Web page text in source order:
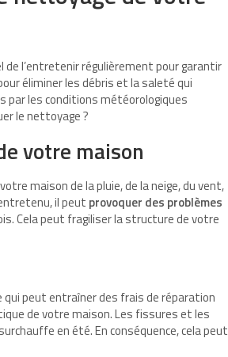
l’entretenir régulièrement pour garantir
éliminer les débris et la saleté qui
par les conditions météorologiques
le nettoyage ?
votre maison
maison de la pluie, de la neige, du vent,
il peut provoquer des problèmes
Cela peut fragiliser la structure de votre
peut entraîner des frais de réparation
de votre maison. Les fissures et les
en été. En conséquence, cela peut